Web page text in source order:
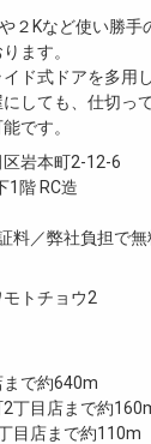
２Kなど使い勝手
ます。
ド式ドアを多用
しても、仕切っ
です。
岩本町2-12-6
階 RC造
料／弊社負担で無
トチョウ2
で約640m
丁目店まで約
目店まで約110m